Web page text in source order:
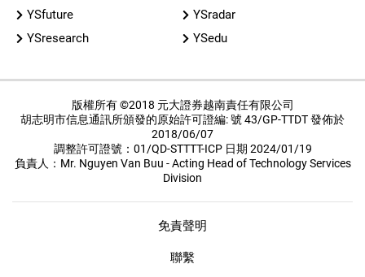
YSfuture
YSradar
YSresearch
YSedu
版權所有 ©2018 元大證券越南責任有限公司
胡志明市信息通訊所頒發的原始許可證編: 號 43/GP-TTDT 發佈於
2018/06/07
調整許可證號：01/QD-STTTT-ICP 日期 2024/01/19
負責人：Mr. Nguyen Van Buu - Acting Head of Technology Services
Division
免責聲明
聯繫